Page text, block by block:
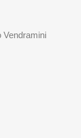
Vendramini